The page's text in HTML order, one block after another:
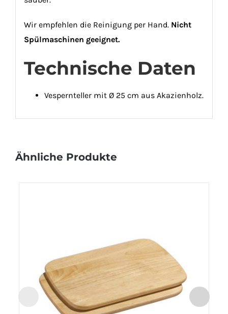
Wir empfehlen die Reinigung per Hand. Nicht
Spülmaschinen geeignet.
Technische Daten
Vespernteller mit Ø 25 cm aus Akazienholz.
Ähnliche Produkte